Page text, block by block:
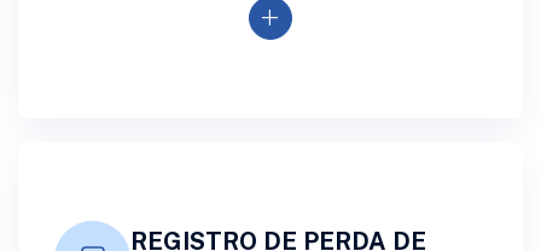
add
REGISTRO DE PERDA DE